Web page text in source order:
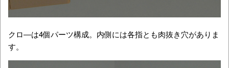
クロ―は4個パーツ構成。内側には各指とも肉抜き穴がありま
す。